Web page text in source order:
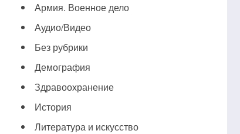
Армия. Военное дело
Аудио/Видео
Без рубрики
Демография
Здравоохранение
История
Литература и искусство